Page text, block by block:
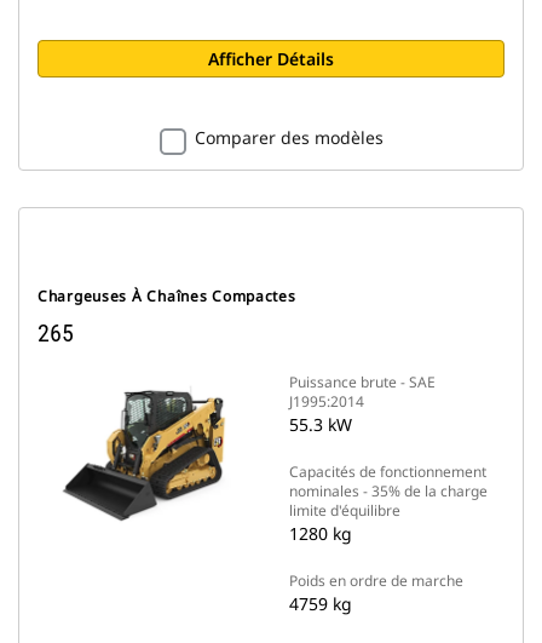
Afficher Détails
Comparer des modèles
Chargeuses À Chaînes Compactes
265
Puissance brute - SAE
J1995:2014
55.3 kW
Capacités de fonctionnement
nominales - 35% de la charge
limite d'équilibre
1280 kg
Poids en ordre de marche
4759 kg